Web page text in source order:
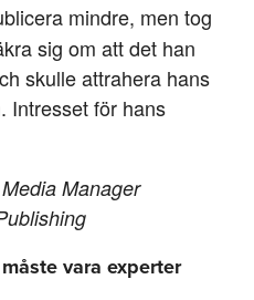
mindre, men tog
sig om att det han
skulle attrahera hans
Intresset för hans
Manager
vara experter